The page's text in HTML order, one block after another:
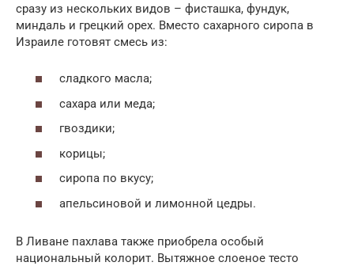
сразу из нескольких видов – фисташка, фундук,
миндаль и грецкий орех. Вместо сахарного сиропа в
Израиле готовят смесь из:
сладкого масла;
сахара или меда;
гвоздики;
корицы;
сиропа по вкусу;
апельсиновой и лимонной цедры.
В Ливане пахлава также приобрела особый
национальный колорит. Вытяжное слоеное тесто